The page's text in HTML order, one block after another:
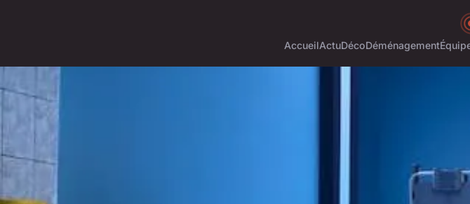
AccueilActuDécoDéménagement